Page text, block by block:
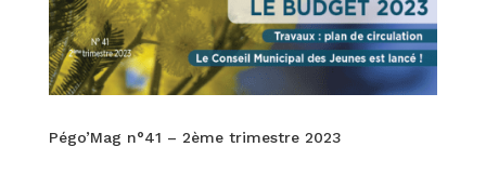
Pégo’Mag n°41 – 2ème trimestre 2023